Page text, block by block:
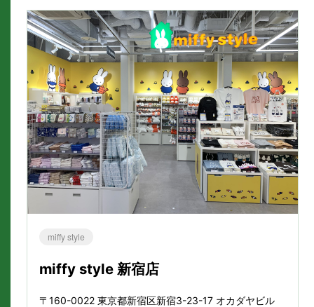
miffy style
miffy style 新宿店
〒160-0022 東京都新宿区新宿3-23-17 オカダヤビル